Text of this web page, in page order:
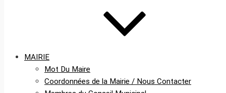
MAIRIE
Mot Du Maire
Coordonnées de la Mairie / Nous Contacter